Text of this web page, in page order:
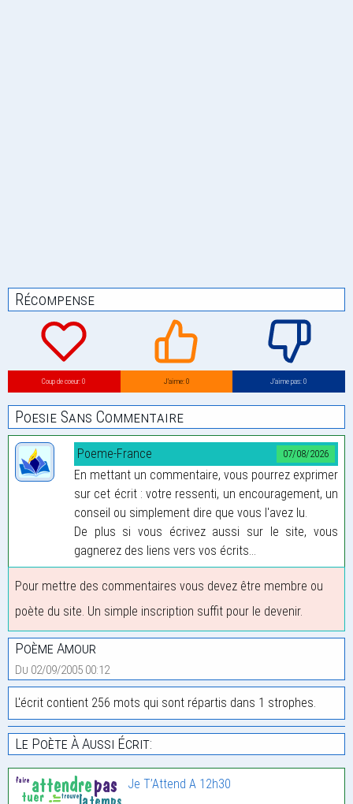
Récompense
Coup de coeur: 0 J’aime: 0 J’aime pas: 0
Poesie Sans Commentaire
07/08/2026
Poeme-France
En mettant un commentaire, vous pourrez exprimer
sur cet écrit : votre ressenti, un encouragement, un
conseil ou simplement dire que vous l'avez lu.
De plus si vous écrivez aussi sur le site, vous
gagnerez des liens vers vos écrits...
Pour mettre des commentaires vous devez être membre ou
poète du site. Un simple inscription suffit pour le devenir.
Poème Amour
Du 02/09/2005 00:12
L'écrit contient 256 mots qui sont répartis dans 1 strophes.
Le Poète À Aussi Écrit:
Je T’Attend A 12h30